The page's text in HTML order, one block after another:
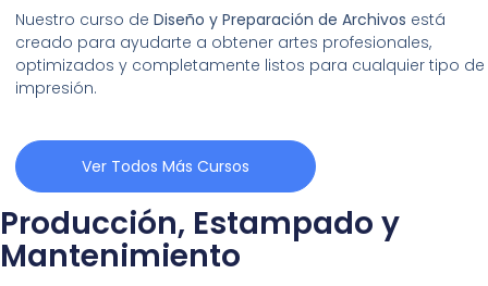
Nuestro curso de Diseño y Preparación de Archivos está
creado para ayudarte a obtener artes profesionales,
optimizados y completamente listos para cualquier tipo de
impresión.
Ver Todos Más Cursos
Producción, Estampado y
Mantenimiento